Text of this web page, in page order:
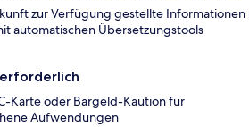
zur Verfügung gestellte Informationen
automatischen Übersetzungstools
Karte oder Bargeld-Kaution für
Aufwendungen